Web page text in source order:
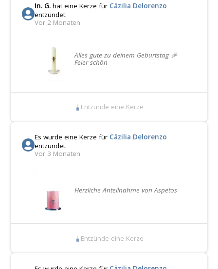
In. G. hat eine Kerze für Cäzilia Delorenzo
entzündet.
Vor 2 Monaten
Alles gute zu deinem Geburtstag 🎉
Feier schön
Entzünde eine Kerze
Es wurde eine Kerze für Cäzilia Delorenzo
entzündet.
Vor 3 Monaten
Herzliche Anteilnahme von Aspetos
Entzünde eine Kerze